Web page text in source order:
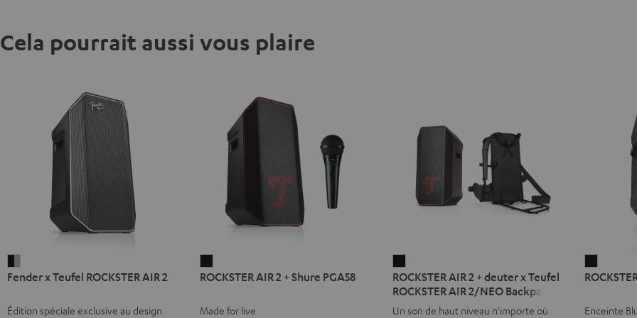
Cela pourrait aussi vous plaire
x
ROCKSTER
Fender x Teufel ROCKSTER AIR 2
Édition spéciale exclusive au design
AIR
+
ROCKSTER AIR 2 + Shure PGA58
Made for live
AIR
2
+
ROCKSTER AIR 2 + deuter x Teufel
ROCKSTER AIR 2/NEO Backpack
Un son de haut niveau n'importe où
2
Enceinte